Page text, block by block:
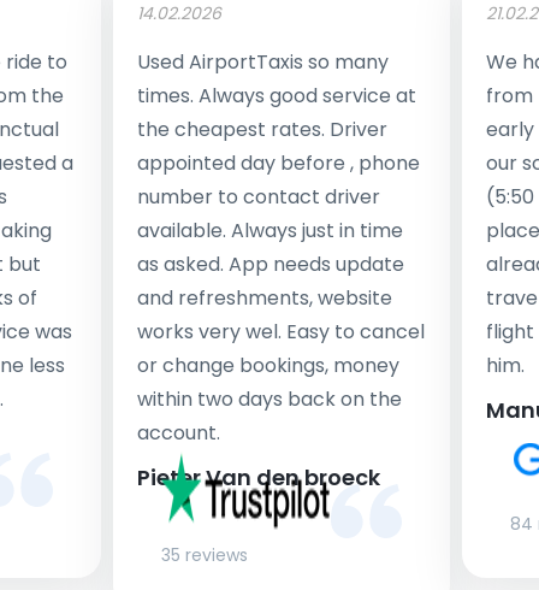
to
the
a
but
of
was
less
14.02.2026
Used AirportTaxis so many
times. Always good service at
the cheapest rates. Driver
appointed day before , phone
number to contact driver
available. Always just in time
as asked. App needs update
and refreshments, website
works very wel. Easy to cancel
or change bookings, money
within two days back on the
account.
Pieter Van den broeck
35 reviews
We
from
early
our
flight
him.
84